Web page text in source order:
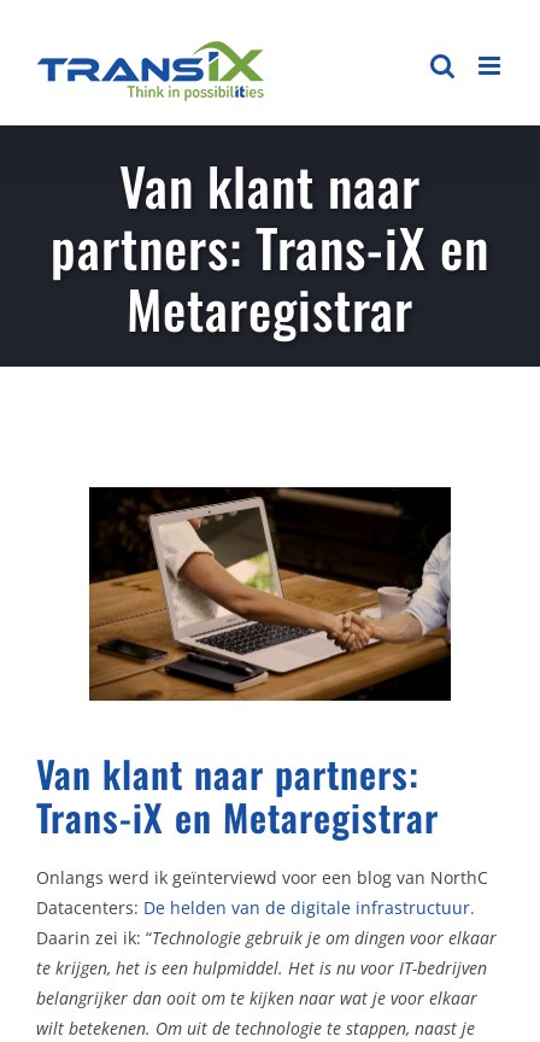
Van klant naar
partners: Trans-iX en
Metaregistrar
Van klant naar partners:
Trans-iX en Metaregistrar
Onlangs werd ik geïnterviewd voor een blog van NorthC
Datacenters: De helden van de digitale infrastructuur.
Daarin zei ik: “Technologie gebruik je om dingen voor elkaar
te krijgen, het is een hulpmiddel. Het is nu voor IT-bedrijven
belangrijker dan ooit om te kijken naar wat je voor elkaar
wilt betekenen. Om uit de technologie te stappen, naast je